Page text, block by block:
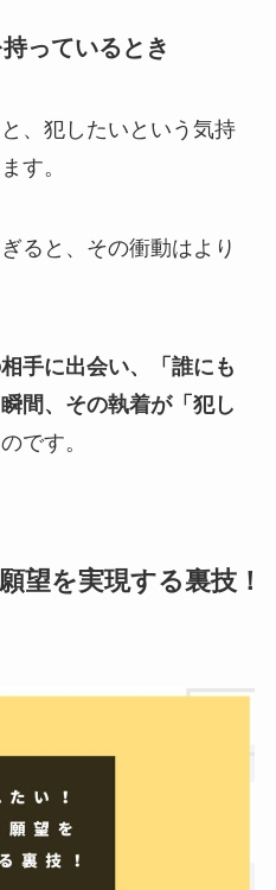
っているとき
、犯したいという気持
す。
ると、その衝動はより
手に出会い、「誰にも
間、その執着が「犯し
のです。
望を実現する裏技！